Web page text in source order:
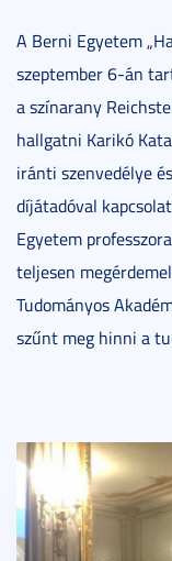
A Berni Egyetem
szeptember 6-án
a színarany
hallgatni Karikó
iránti szenvedélye
díjátadóval
Egyetem
teljesen
Tudományos
szűnt meg hinni a